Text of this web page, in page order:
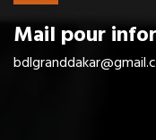
Mail pour